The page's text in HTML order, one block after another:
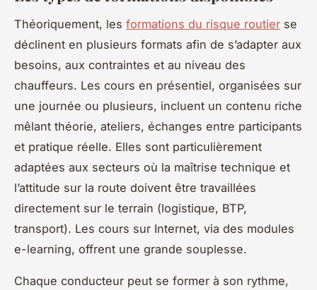
Théoriquement, les formations du risque routier se
déclinent en plusieurs formats afin de s’adapter aux
besoins, aux contraintes et au niveau des
chauffeurs. Les cours en présentiel, organisées sur
une journée ou plusieurs, incluent un contenu riche
mêlant théorie, ateliers, échanges entre participants
et pratique réelle. Elles sont particulièrement
adaptées aux secteurs où la maîtrise technique et
l’attitude sur la route doivent être travaillées
directement sur le terrain (logistique, BTP,
transport). Les cours sur Internet, via des modules
e-learning, offrent une grande souplesse.
Chaque conducteur peut se former à son rythme,